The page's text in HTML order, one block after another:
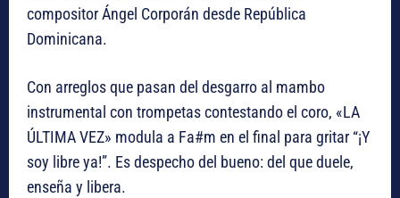
compositor Ángel Corporán desde República
Dominicana.
Con arreglos que pasan del desgarro al mambo
instrumental con trompetas contestando el coro, «LA
ÚLTIMA VEZ» modula a Fa#m en el final para gritar “¡Y
soy libre ya!”. Es despecho del bueno: del que duele,
enseña y libera.